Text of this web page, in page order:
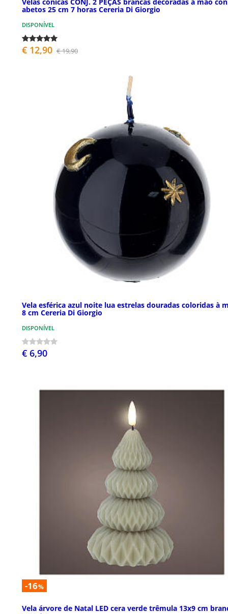
Velas cónicas CONJ. 2 PEÇAS brancas decoradas à mão con
abetos 25 cm 7 horas Cereria Di Giorgio
DISPONÍVEL
€ 12,90 € 19,90
Vela esférica azul noite lua estrelas douradas coloridas à
8 cm Cereria Di Giorgio
DISPONÍVEL
€ 6,90
-16%
Vela árvore de Natal LED cera verde trêmula 13x9 cm